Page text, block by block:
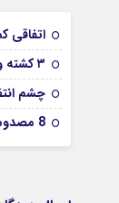
اتفاقی کم‌سابقه؛ دعوت 8
۳ کشته و یک مجروح وخیم حاصل تصادف شبانه در ایذه
چشم انتظاری
8 مصدوم حاصل تصادف در جاده سوسن